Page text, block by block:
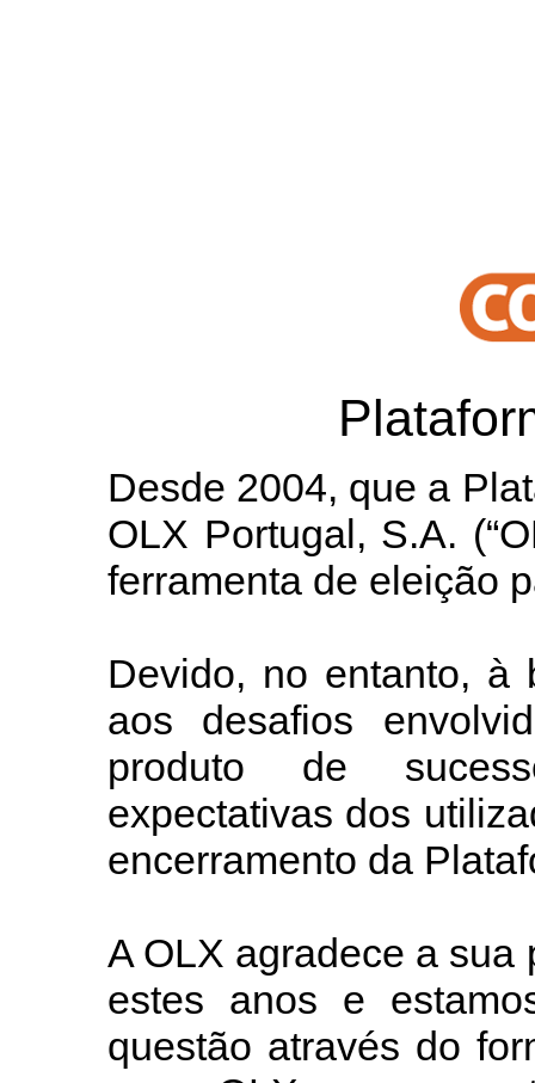
Desde 2004, que a
OLX Portugal, S.A.
ferramenta de eleição
Devido, no entanto, à
aos desafios
produto de
expectativas dos
encerramento da
A OLX agradece a sua
estes anos e
questão através do